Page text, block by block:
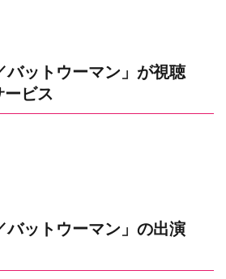
バットウーマン」が視聴
ビス
バットウーマン」の出演